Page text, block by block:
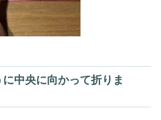
中央に向かって折りま